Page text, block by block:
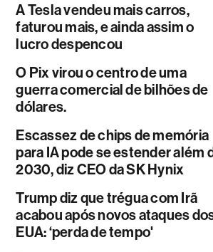
A Tesla vendeu mais carros,
faturou mais, e ainda assim o
lucro despencou
O Pix virou o centro de uma
guerra comercial de bilhões de
dólares.
Escassez de chips de memória
para IA pode se estender além
2030, diz CEO da SK Hynix
Trump diz que trégua com Irã
acabou após novos ataques
EUA: ‘perda de tempo'